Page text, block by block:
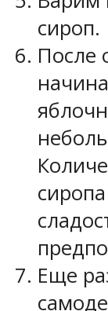
сироп.
После
Еще